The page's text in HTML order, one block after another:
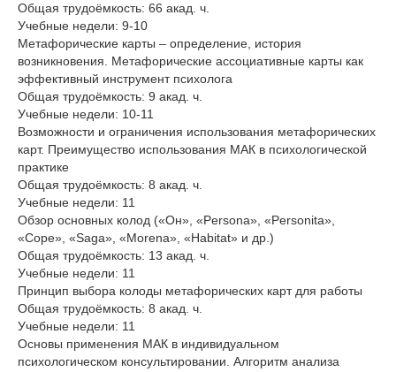
Общая трудоёмкость: 66 акад. ч.
Учебные недели: 9-10
Метафорические карты – определение, история
возникновения. Метафорические ассоциативные карты как
эффективный инструмент психолога
Общая трудоёмкость: 9 акад. ч.
Учебные недели: 10-11
Возможности и ограничения использования метафорических
карт. Преимущество использования МАК в психологической
практике
Общая трудоёмкость: 8 акад. ч.
Учебные недели: 11
Обзор основных колод («Он», «Persona», «Personita»,
«Cope», «Saga», «Morena», «Habitat» и др.)
Общая трудоёмкость: 13 акад. ч.
Учебные недели: 11
Принцип выбора колоды метафорических карт для работы
Общая трудоёмкость: 8 акад. ч.
Учебные недели: 11
Основы применения МАК в индивидуальном
психологическом консультировании. Алгоритм анализа